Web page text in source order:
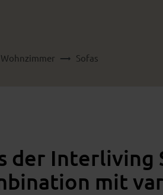
Wohnzimmer Sofas
der Interliving
mit